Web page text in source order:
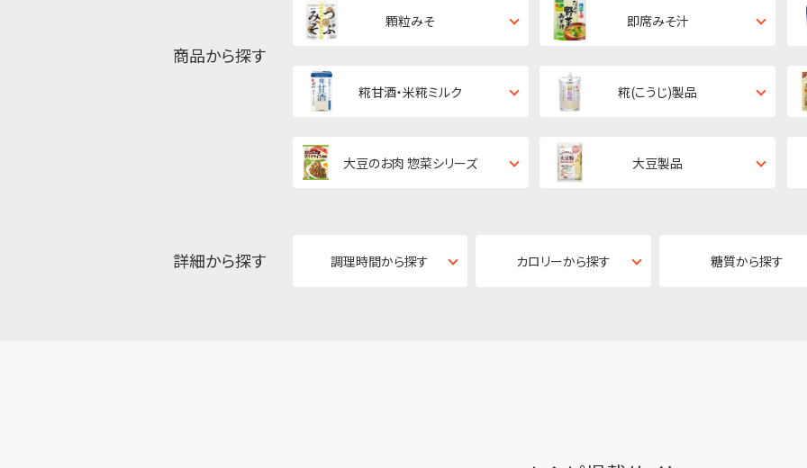
商品から探す
顆粒みそ 即席みそ汁
糀甘酒・米糀ミルク 糀(こうじ)製品
大豆のお肉 惣菜シリーズ 大豆製品
詳細から探す 調理時間から探す カロリーから探す 糖質から探す